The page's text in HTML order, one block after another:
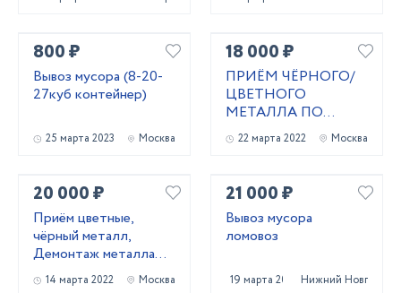
800 ₽
Вывоз мусора (8-20-
27куб контейнер)
25 марта 2023 Москва
18 000 ₽
ПРИЁМ ЧЁРНОГО/
ЦВЕТНОГО
МЕТАЛЛА ПО
ВЫСОКОЙ ЦЕНЕ
22 марта 2022 Москва
20 000 ₽
Приём цветные,
чёрный металл,
Демонтаж металла
конструкции
14 марта 2022 Москва
21 000 ₽
Вывоз мусора
ломовоз
19 марта 2025 Нижний Новгород